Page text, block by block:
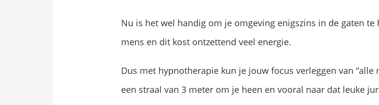
Nu is het wel handig om je omgeving enigszins in de gaten
mens en dit kost ontzettend veel energie.
Dus met hypnotherapie kun je jouw focus verleggen van “alle
een straal van 3 meter om je heen en vooral naar dat leuke